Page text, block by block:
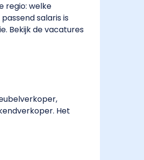
regio: welke
salaris is
Bekijk de vacatures
Het